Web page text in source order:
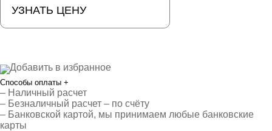
УЗНАТЬ ЦЕНУ
Добавить в избранное
Способы оплаты +
– Наличный расчет
– Безналичный расчет – по счёту
– Банковской картой, мы принимаем любые банковские
карты